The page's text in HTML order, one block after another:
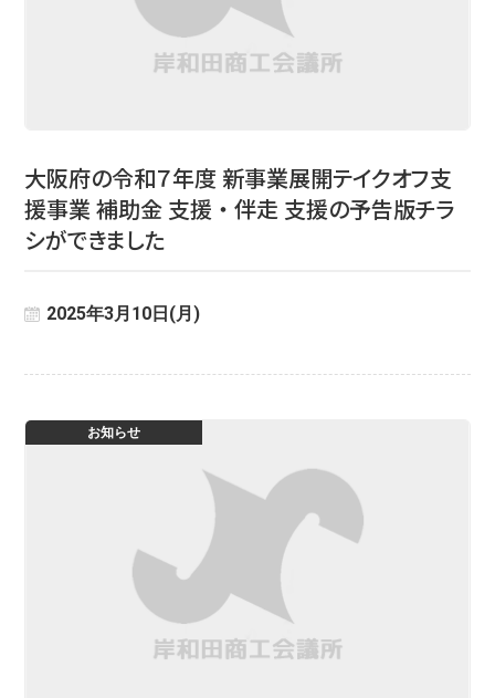
大阪府の令和７年度 新事業展開テイクオフ支
援事業 補助金 支援 ・ 伴走 支援の予告版チラ
シができました
2025年3月10日(月)
お知らせ